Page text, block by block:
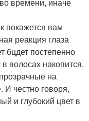
покажется вам
реакция глаза
бцдет постепенно
волосах накопится.
на
И честно говоря,
и глубокий цвет в